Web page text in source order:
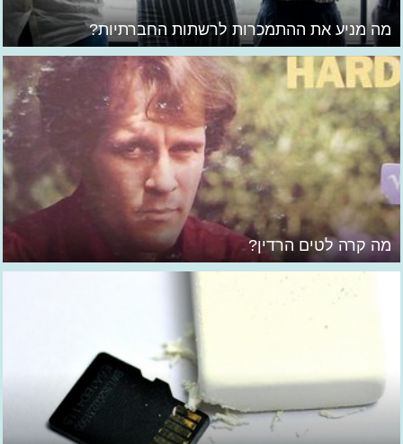
מה מניע את ההתמכרות לרשתות החברתיות?
מה קרה לטים הרדין?